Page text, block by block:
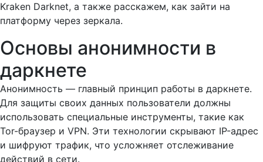
Kraken Darknet, а также расскажем, как зайти на
платформу через зеркала.
Основы анонимности в
даркнете
Анонимность — главный принцип работы в даркнете.
Для защиты своих данных пользователи должны
использовать специальные инструменты, такие как
Tor-браузер и VPN. Эти технологии скрывают IP-адрес
и шифруют трафик, что усложняет отслеживание
действий в сети.